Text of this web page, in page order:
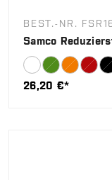
BEST.-NR.
Samco
26,20 €*